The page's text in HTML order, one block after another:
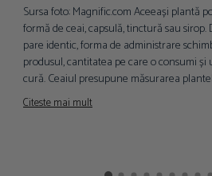
Sursa foto: Magnific.com Aceeași plantă
formă de ceai, capsulă, tinctură sau
pare identic, forma de administrare
produsul, cantitatea pe care o consumi
cură. Ceaiul presupune măsurarea
Citeste mai mult